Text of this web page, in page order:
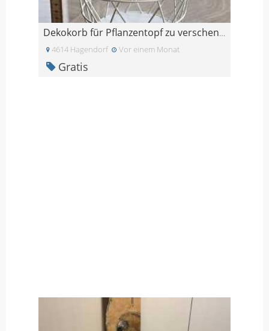
Dekokorb für Pflanzentopf zu verschenken
4614 Hagendorf Vor einem Monat
Gratis